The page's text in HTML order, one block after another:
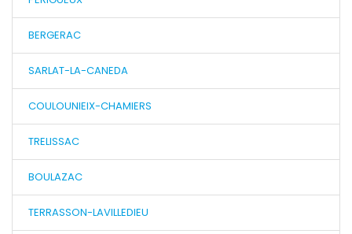
BERGERAC
SARLAT-LA-CANEDA
COULOUNIEIX-CHAMIERS
TRELISSAC
BOULAZAC
TERRASSON-LAVILLEDIEU